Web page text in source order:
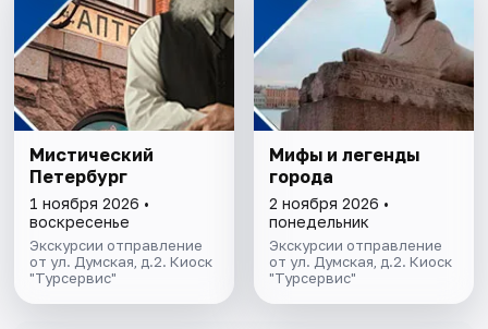
Мистический
Петербург
1 ноября 2026 •
воскресенье
Экскурсии отправление
от ул. Думская, д.2. Киоск
"Турсервис"
Мифы и легенды
города
2 ноября 2026 •
понедельник
Экскурсии отправление
от ул. Думская, д.2. Киоск
"Турсервис"